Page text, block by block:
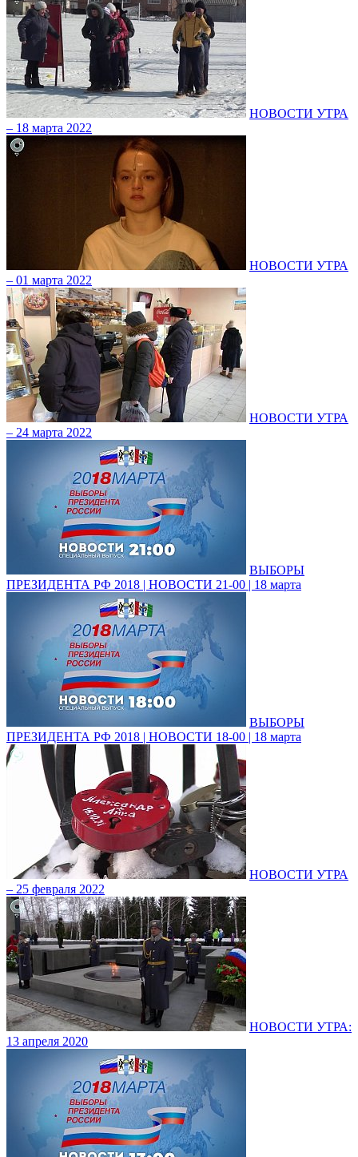
НОВОСТИ УТРА
– 18 марта 2022
НОВОСТИ УТРА
– 01 марта 2022
НОВОСТИ УТРА
– 24 марта 2022
ВЫБОРЫ
ПРЕЗИДЕНТА РФ 2018 | НОВОСТИ 21-00 | 18 марта
ВЫБОРЫ
ПРЕЗИДЕНТА РФ 2018 | НОВОСТИ 18-00 | 18 марта
НОВОСТИ УТРА
– 25 февраля 2022
НОВОСТИ УТРА:
13 апреля 2020